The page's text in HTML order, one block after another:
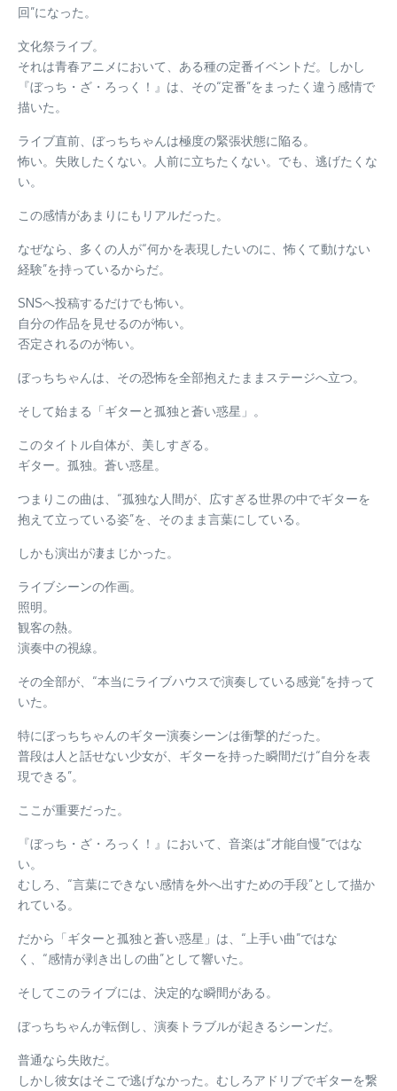
回”になった。
文化祭ライブ。
それは青春アニメにおいて、ある種の定番イベントだ。しかし
『ぼっち・ざ・ろっく！』は、その“定番”をまったく違う感情で
描いた。
ライブ直前、ぼっちちゃんは極度の緊張状態に陥る。
怖い。失敗したくない。人前に立ちたくない。でも、逃げたくな
い。
この感情があまりにもリアルだった。
なぜなら、多くの人が“何かを表現したいのに、怖くて動けない
経験”を持っているからだ。
SNSへ投稿するだけでも怖い。
自分の作品を見せるのが怖い。
否定されるのが怖い。
ぼっちちゃんは、その恐怖を全部抱えたままステージへ立つ。
そして始まる「ギターと孤独と蒼い惑星」。
このタイトル自体が、美しすぎる。
ギター。孤独。蒼い惑星。
つまりこの曲は、“孤独な人間が、広すぎる世界の中でギターを
抱えて立っている姿”を、そのまま言葉にしている。
しかも演出が凄まじかった。
ライブシーンの作画。
照明。
観客の熱。
演奏中の視線。
その全部が、“本当にライブハウスで演奏している感覚”を持って
いた。
特にぼっちちゃんのギター演奏シーンは衝撃的だった。
普段は人と話せない少女が、ギターを持った瞬間だけ“自分を表
現できる”。
ここが重要だった。
『ぼっち・ざ・ろっく！』において、音楽は“才能自慢”ではな
い。
むしろ、“言葉にできない感情を外へ出すための手段”として描か
れている。
だから「ギターと孤独と蒼い惑星」は、“上手い曲”ではな
く、“感情が剥き出しの曲”として響いた。
そしてこのライブには、決定的な瞬間がある。
ぼっちちゃんが転倒し、演奏トラブルが起きるシーンだ。
普通なら失敗だ。
しかし彼女はそこで逃げなかった。むしろアドリブでギターを繋